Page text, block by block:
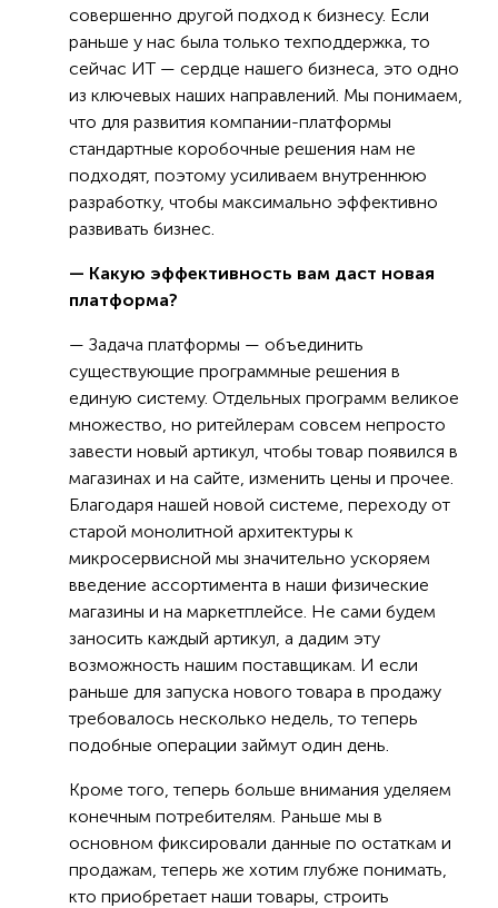
совершенно другой подход к бизнесу. Если
раньше у нас была только техподдержка, то
сейчас ИТ — сердце нашего бизнеса, это одно
из ключевых наших направлений. Мы понимаем,
что для развития компании-платформы
стандартные коробочные решения нам не
подходят, поэтому усиливаем внутреннюю
разработку, чтобы максимально эффективно
развивать бизнес.
— Какую эффективность вам даст новая
платформа?
— Задача платформы — объединить
существующие программные решения в
единую систему. Отдельных программ великое
множество, но ритейлерам совсем непросто
завести новый артикул, чтобы товар появился в
магазинах и на сайте, изменить цены и прочее.
Благодаря нашей новой системе, переходу от
старой монолитной архитектуры к
микросервисной мы значительно ускоряем
введение ассортимента в наши физические
магазины и на маркетплейсе. Не сами будем
заносить каждый артикул, а дадим эту
возможность нашим поставщикам. И если
раньше для запуска нового товара в продажу
требовалось несколько недель, то теперь
подобные операции займут один день.
Кроме того, теперь больше внимания уделяем
конечным потребителям. Раньше мы в
основном фиксировали данные по остаткам и
продажам, теперь же хотим глубже понимать,
кто приобретает наши товары, строить